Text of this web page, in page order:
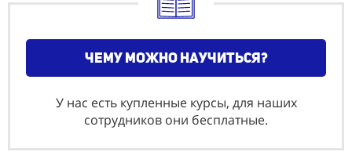
чему можно научиться?
У нас есть купленные курсы, для наших
сотрудников они бесплатные.